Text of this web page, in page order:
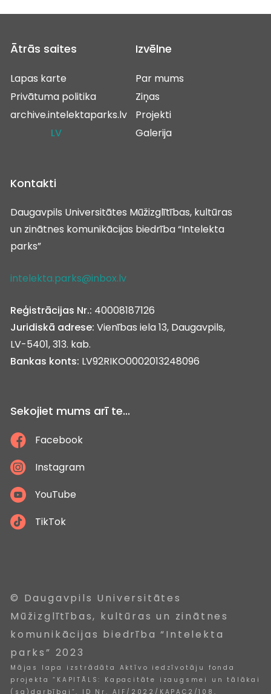
Ātrās saites
Lapas karte
Privātuma politika
archive.intelektaparks.lv
LV
Izvēlne
Par mums
Ziņas
Projekti
Galerija
Kontakti
Daugavpils Universitātes Mūžizglītības, kultūras
un zinātnes komunikācijas biedrība “Intelekta
parks”
intelekta.parks@inbox.lv
Reģistrācijas Nr.: 40008187126
Juridiskā adrese: Vienības iela 13, Daugavpils,
LV-5401, 313. kab.
Bankas konts: LV92RIKO0002013248096
Sekojiet mums arī te...
Facebook
Instagram
YouTube
TikTok
© Daugavpils Universitātes
Mūžizglītības, kultūras un zinātnes
komunikācijas biedrība “Intelekta
parks” 2023
Mājas lapa izstrādāta Aktīvo iedzīvotāju fonda
projekta “KAPITĀLS: Kapacitāte izaugsmei un tālākai
(sa)darbībai”, ID Nr. AIF/2022/KAPAC2/108,